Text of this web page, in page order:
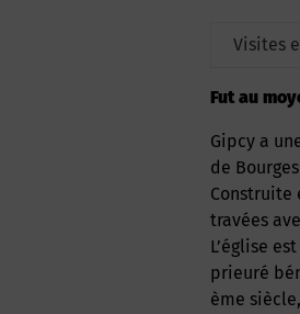
Visites
Fut au
Gipcy a une éthymologie gauloise. La paroisse de Gipcy appartenait autrefois au diocèse
de
Construite
travées
L’église
prieuré
ème